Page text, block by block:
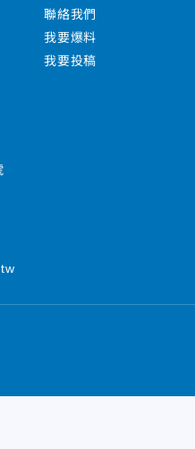
聯絡我們
我要爆料
我要投稿